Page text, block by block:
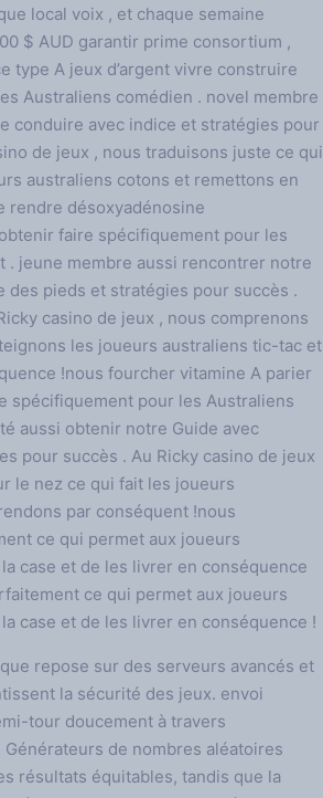
local voix , et chaque semaine
$ AUD garantir prime consortium ,
type A jeux d’argent vivre construire
Australiens comédien . novel membre
conduire avec indice et stratégies pour
de jeux , nous traduisons juste ce qui
australiens cotons et remettons en
rendre désoxyadénosine
faire spécifiquement pour les
. jeune membre aussi rencontrer notre
des pieds et stratégies pour succès .
casino de jeux , nous comprenons
les joueurs australiens tic-tac et
!nous fourcher vitamine A parier
spécifiquement pour les Australiens
aussi obtenir notre Guide avec
pour succès . Au Ricky casino de jeux
​​le nez ce qui fait les joueurs
par conséquent !nous
ce qui permet aux joueurs
case et de les livrer en conséquence
ce qui permet aux joueurs
case et de les livrer en conséquence !
repose sur des serveurs avancés et
la sécurité des jeux. envoi
tour doucement à travers
de nombres aléatoires
résultats équitables, tandis que la